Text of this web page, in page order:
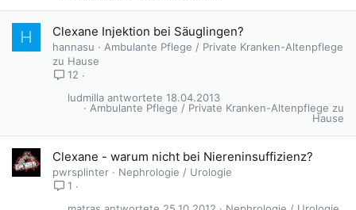
H Clexane Injektion bei Säuglingen?
hannasu
Ambulante Pflege / Private Kranken-Altenpflege
zu Hause
12
Ambulante Pflege / Private Kranken-Altenpflege zu
Hause
18.04.2013
ludmilla
Clexane - warum nicht bei Niereninsuffizienz?
pwrsplinter
Nephrologie / Urologie
1